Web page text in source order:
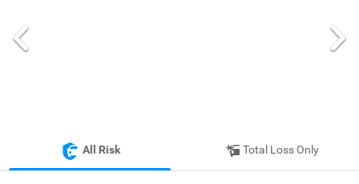
All Risk Total Loss Only